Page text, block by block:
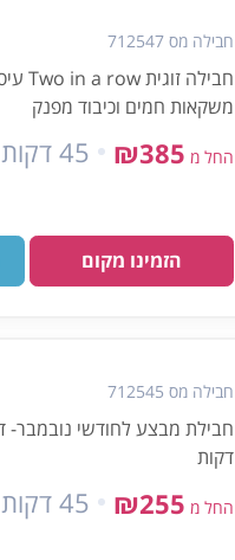
חבילה מס 712547
משקאות חמים וכיבוד מפנק
החל מ ₪385 45 דקות
הזמינו מקום
חבילה מס 712545
דקות
החל מ ₪255 45 דקות